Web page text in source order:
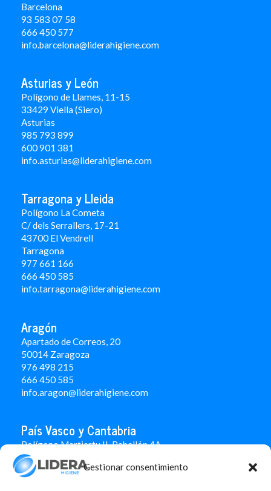
Gestionar consentimiento
Barcelona
93 583 07 58
666 450 577
info.barcelona@liderahigiene.com
Asturias y León
Polígono de Llames, 11-15
33429 Viella (Siero)
Asturias
985 793 899
600 901 381
info.asturias@liderahigiene.com
Tarragona y Lleida
Polígono La Cometa
C/ dels Serrallers, 17-21
43700 El Vendrell
Tarragona
977 661 166
666 450 585
info.tarragona@liderahigiene.com
Aragón
Apartado de Correos, 20
50014 Zaragoza
976 498 215
666 450 585
info.aragon@liderahigiene.com
País Vasco y Cantabria
Polígono Martiartu II. Pabellón 4A
48480 Arrigorriaga
Bizkaia